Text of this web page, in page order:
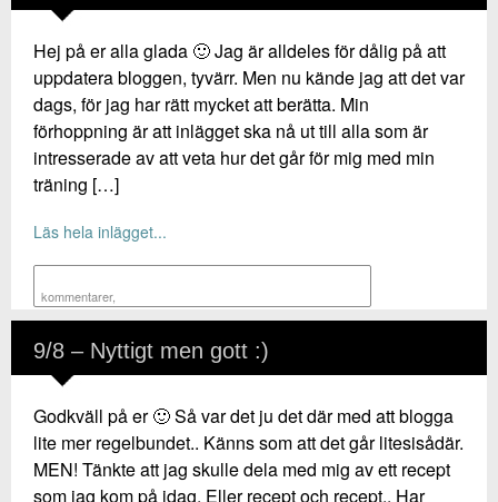
Hej på er alla glada 🙂 Jag är alldeles för dålig på att
uppdatera bloggen, tyvärr. Men nu kände jag att det var
dags, för jag har rätt mycket att berätta. Min
förhoppning är att inlägget ska nå ut till alla som är
intresserade av att veta hur det går för mig med min
träning […]
Läs hela inlägget...
kommentarer,
9/8 – Nyttigt men gott :)
Godkväll på er 🙂 Så var det ju det där med att blogga
lite mer regelbundet.. Känns som att det går litesisådär.
MEN! Tänkte att jag skulle dela med mig av ett recept
som jag kom på idag. Eller recept och recept.. Har